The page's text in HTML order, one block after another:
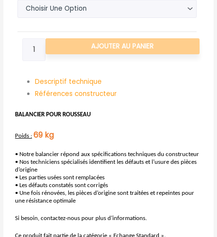
BALANCIER
ROUSSEAU
SERIE
AJOUTER AU PANIER
Descriptif technique
Références constructeur
BALANCIER POUR ROUSSEAU
Poids : 69 kg
• Notre balancier répond aux spécifications techniques du constructeur
• Nos techniciens spécialisés identifient les défauts et l’usure des pièces
d’origine
• Les parties usées sont remplacées
• Les défauts constatés sont corrigés
• Une fois rénovées, les pièces d’origine sont traitées et repeintes pour
une résistance optimale
Si besoin, contactez-nous pour plus d’informations.